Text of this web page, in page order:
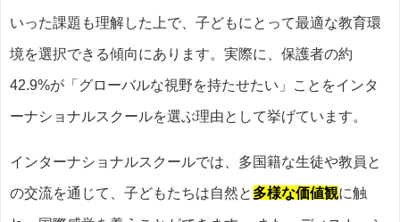
いった課題も理解した上で、子どもにとって最適な教育環
境を選択できる傾向にあります。実際に、保護者の約
42.9%が「グローバルな視野を持たせたい」ことをインタ
ーナショナルスクールを選ぶ理由として挙げています。
インターナショナルスクールでは、多国籍な生徒や教員と
の交流を通じて、子どもたちは自然と 多様な価値観に触